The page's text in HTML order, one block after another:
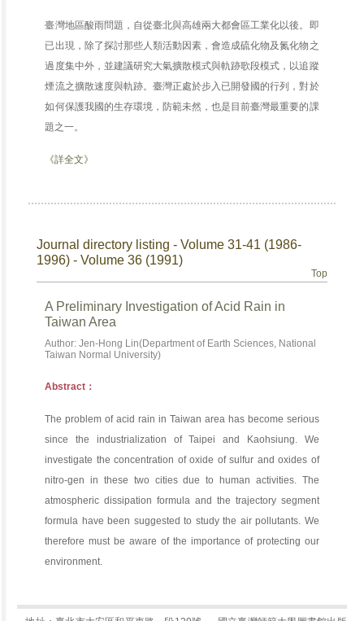
臺灣地區酸雨問題，自從臺北與高雄兩大都會區工業化以後。即
已出現，除了探討那些人類活動因素，會造成硫化物及氮化物之
過度集中外，並建議研究大氣擴散模式與軌跡歌段模式，以追蹤
煙流之擴散速度與軌跡。臺灣正處於步入已開發國的行列，對於
如何保護我國的生存環境，防範未然，也是目前臺灣最重要的課
題之一。
《詳全文》
Journal directory listing - Volume 31-41 (1986-
1996) - Volume 36 (1991)
Top
A Preliminary Investigation of Acid Rain in
Taiwan Area
Author: Jen-Hong Lin(Department of Earth Sciences, National
Taiwan Normal University)
Abstract：
The problem of acid rain in Taiwan area has become serious
since the industrialization of Taipei and Kaohsiung. We
investigate the concentration of oxide of sulfur and oxides of
nitro-gen in these two cities due to human activities. The
atmospheric dissipation formula and the trajectory segment
formula have been suggested to study the air pollutants. We
therefore must be aware of the importance of protecting our
environment.